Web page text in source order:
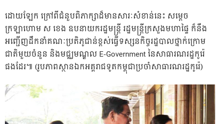
ដោយឡែក ក្រៅពីជំនួបពិភាក្សាដ៏មានសារៈសំខាន់នេះ សម្ដេច
ក្រឡាហោម ស ខេង ឧបនាយករដ្ឋមន្រ្តី រដ្ឋមន្រ្តីក្រសួងមហាផ្ទៃ ក៏នឹង
អញ្ជើញដឹកនាំគណៈប្រតិភូជាន់ខ្ពស់ធ្វើទស្សនកិច្ចរដ្ឋបាលថ្នាក់ក្រោម
ជាតិមួយចំនួន និងមជ្ឈមណ្ឌល E-Government នៃសាធារណរដ្ឋកូរ៉េ
ផងដែរ៕​ (រូបភាពស្ថានឯកអគ្គរាជទូតកម្ពុជាប្រចាំសាធារណរដ្ឋកូរ៉េ)